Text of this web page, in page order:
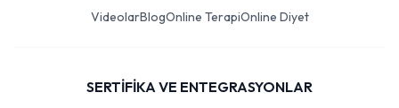
VideolarBlogOnline TerapiOnline Diyet
SERTİFİKA VE ENTEGRASYONLAR